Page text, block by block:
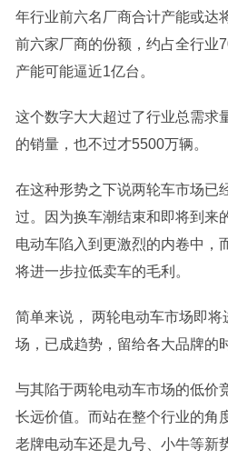
年行业前六名厂商合计产能或达
前六家厂商的份额，约占全行业
产能可能逼近1亿台。
这个数字大大超过了行业总需求
的销量，也不过才5500万辆。
在这种形势之下说两轮车市场已
过。因为换车潮结束和即将到来
电动车陷入到更激烈的内卷中，
将进一步拉低卖车的毛利。
简单来说， 两轮电动车市场即
场，已成趋势，留给各大品牌的
与其陷于两轮电动车市场的低价
长远价值。而站在整个行业的角
老牌电动车还是九号、小牛等新